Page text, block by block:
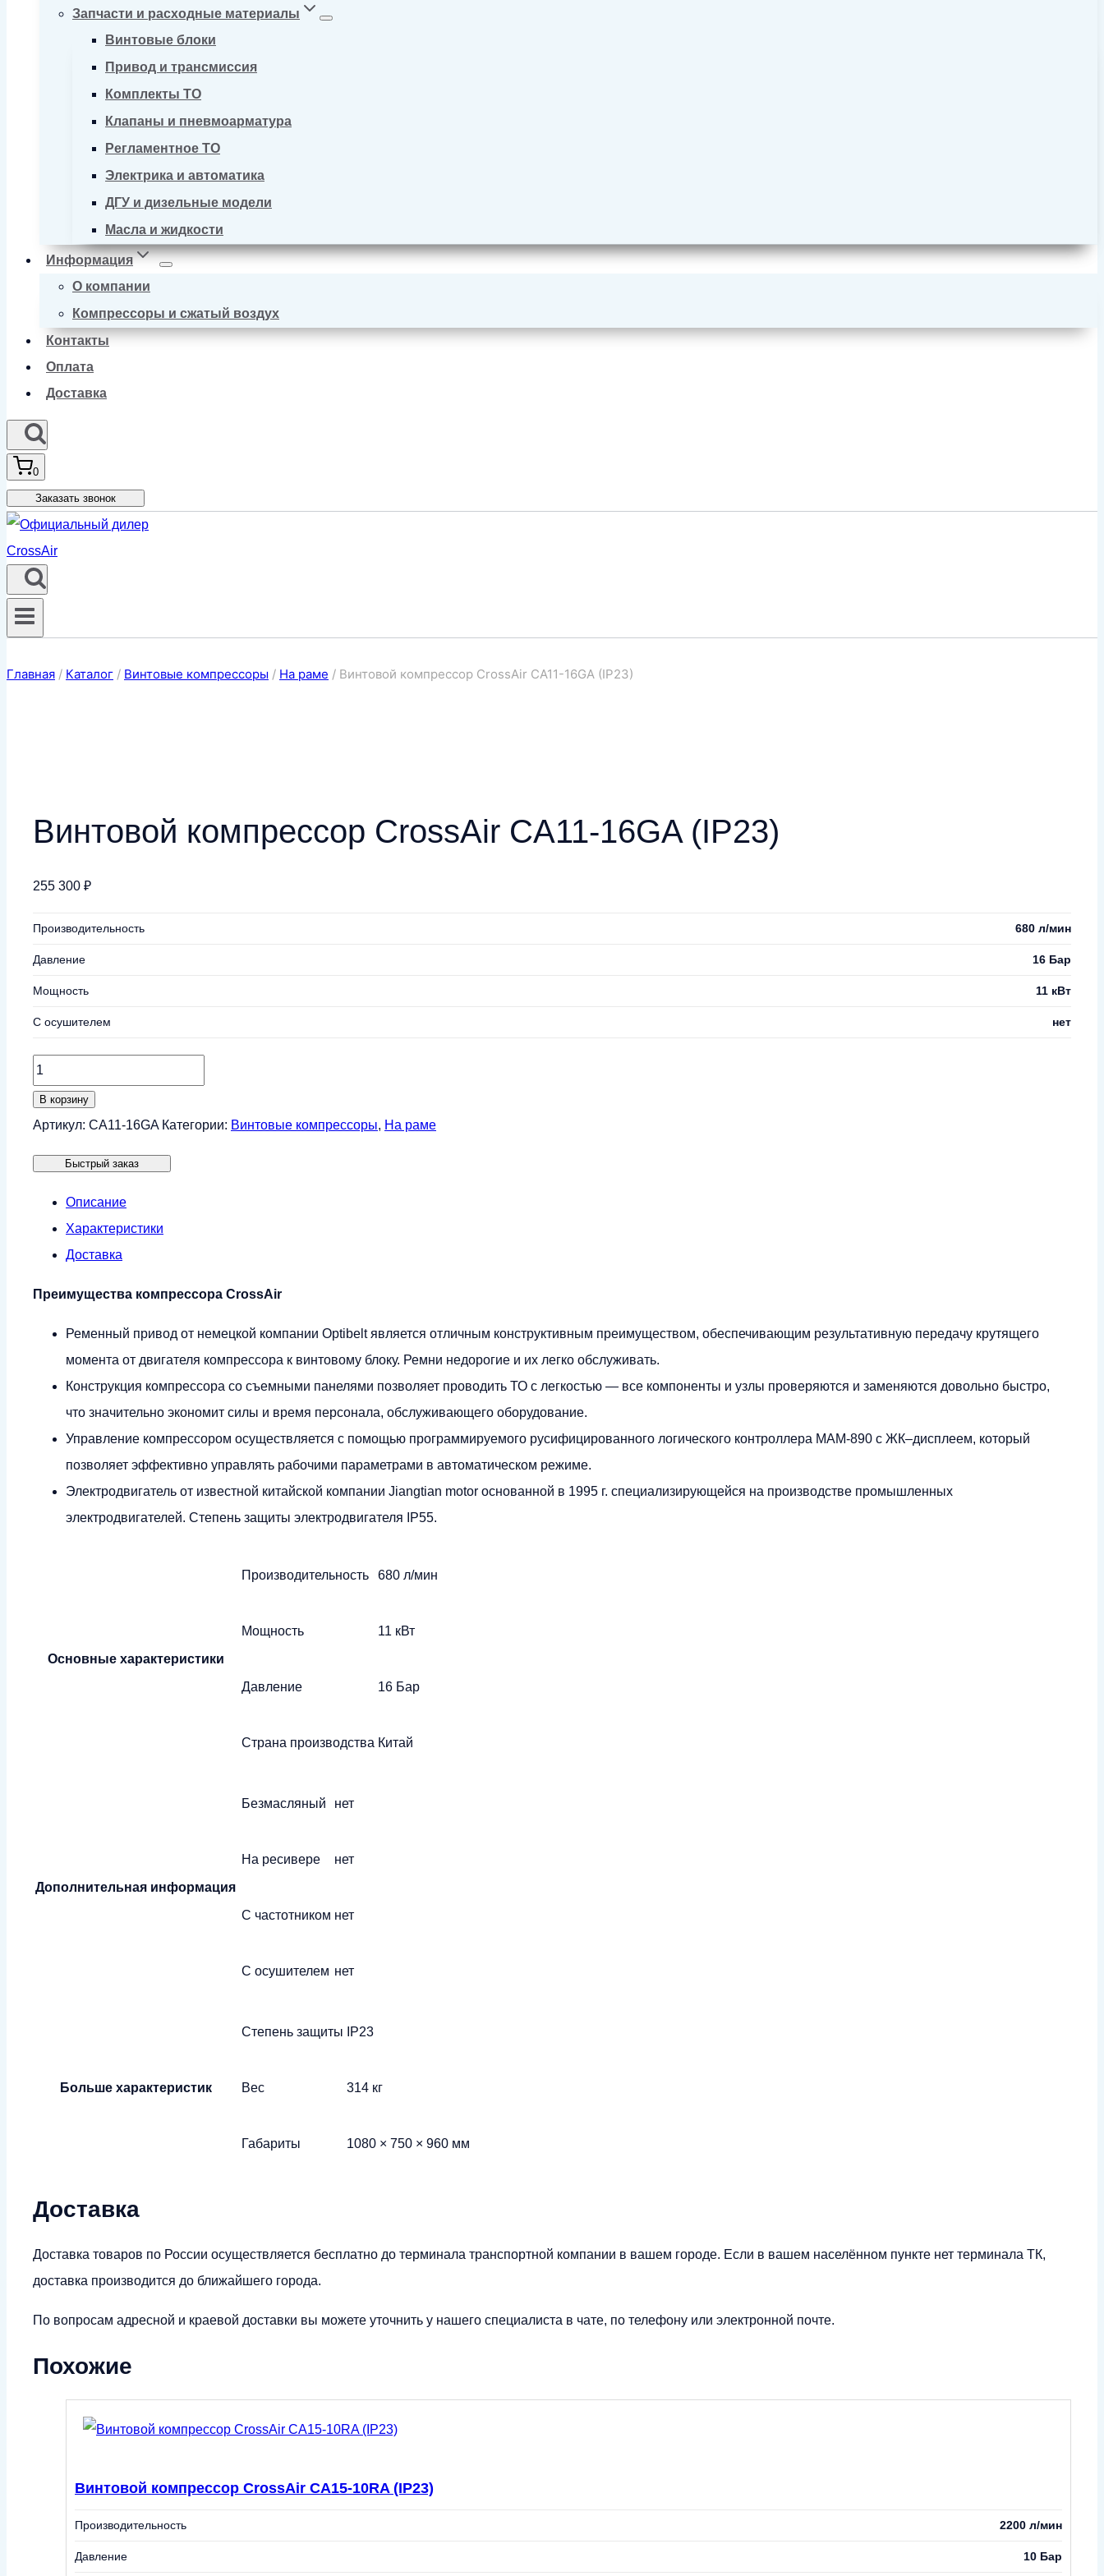
Запчасти и расходные материалы
Винтовые блоки
Привод и трансмиссия
Комплекты ТО
Клапаны и пневмоарматура
Регламентное ТО
Электрика и автоматика
ДГУ и дизельные модели
Масла и жидкости
Информация
О компании
Компрессоры и сжатый воздух
Контакты
Оплата
Доставка
0
Заказать звонок
Главная / Каталог / Винтовые компрессоры / На раме / Винтовой компрессор CrossAir CA11-16GA (IP23)
Винтовой компрессор CrossAir CA11-16GA (IP23)
255 300 ₽
Производительность 680 л/мин
Давление 16 Бар
Мощность 11 кВт
С осушителем нет
Количество
товара
Винтовой
CrossAir
CA11-
16GA
(IP23)
В корзину
Артикул: CA11-16GA Категории: Винтовые компрессоры, На раме
Быстрый заказ
Описание
Характеристики
Доставка
Преимущества компрессора CrossAir
Ременный привод от немецкой компании Optibelt является отличным конструктивным преимуществом, обеспечивающим результативную передачу крутящего
момента от двигателя компрессора к винтовому блоку. Ремни недорогие и их легко обслуживать.
Конструкция компрессора со съемными панелями позволяет проводить ТО с легкостью — все компоненты и узлы проверяются и заменяются довольно быстро,
что значительно экономит силы и время персонала, обслуживающего оборудование.
Управление компрессором осуществляется с помощью программируемого русифицированного логического контроллера MAM-890 с ЖК–дисплеем, который
позволяет эффективно управлять рабочими параметрами в автоматическом режиме.
Электродвигатель от известной китайской компании Jiangtian motor основанной в 1995 г. специализирующейся на производстве промышленных
электродвигателей. Степень защиты электродвигателя IP55.
Основные характеристики
Производительность 680 л/мин
Мощность 11 кВт
Давление 16 Бар
Страна производства Китай
Дополнительная информация
Безмасляный нет
На ресивере нет
С частотником нет
С осушителем нет
Больше характеристик
Степень защиты IP23
Вес 314 кг
Габариты 1080 × 750 × 960 мм
Доставка
Доставка товаров по России осуществляется бесплатно до терминала транспортной компании в вашем городе. Если в вашем населённом пункте нет терминала ТК,
доставка производится до ближайшего города.
По вопросам адресной и краевой доставки вы можете уточнить у нашего специалиста в чате, по телефону или электронной почте.
Похожие
Винтовой компрессор CrossAir CA15-10RA (IP23)
Производительность 2200 л/мин
Давление 10 Бар